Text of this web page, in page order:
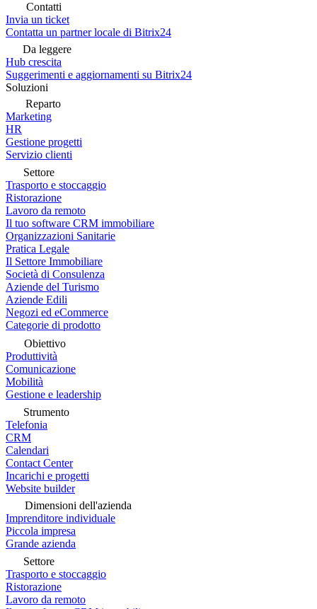
Contatti
Invia un ticket
Contatta un partner locale di Bitrix24
Da leggere
Hub crescita
Suggerimenti e aggiornamenti su Bitrix24
Soluzioni
Reparto
Marketing
HR
Gestione progetti
Servizio clienti
Settore
Trasporto e stoccaggio
Ristorazione
Lavoro da remoto
Il tuo software CRM immobiliare
Organizzazioni Sanitarie
Pratica Legale
Il Settore Immobiliare
Società di Consulenza
Aziende del Turismo
Aziende Edili
Negozi ed eCommerce
Categorie di prodotto
Obiettivo
Produttività
Comunicazione
Mobilità
Gestione e leadership
Strumento
Telefonia
CRM
Calendari
Contact Center
Incarichi e progetti
Website builder
Dimensioni dell'azienda
Imprenditore individuale
Piccola impresa
Grande azienda
Settore
Trasporto e stoccaggio
Ristorazione
Lavoro da remoto